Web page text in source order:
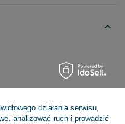
działania serwisu,
analizować ruch i prowadzić